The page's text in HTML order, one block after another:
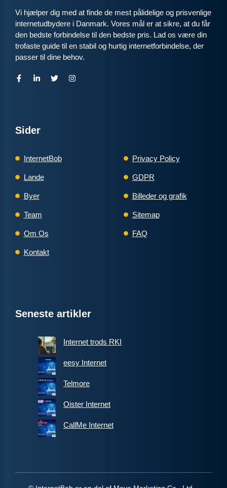
Vi hjælper dig med at finde de mest pålidelige og prisvenlige
internetudbydere i Danmark. Vores mål er at sikre, at du får
den bedste forbindelse til den bedste pris. Lad os være din
trofaste guide til en stabil og hurtig internetforbindelse, der
passer til dine behov.
Sider
InternetBob
Lande
Byer
Team
Om Os
Kontakt
Privacy Policy
GDPR
Billeder og grafik
Sitemap
FAQ
Seneste artikler
Internet trods RKI
eesy Internet
Telmore
Oister Internet
CallMe Internet